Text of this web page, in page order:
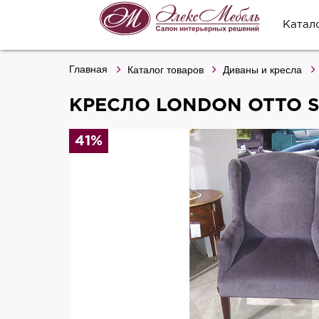
Главная Каталог товаров Диваны и кресла
КРЕСЛО LONDON OTTO
41%